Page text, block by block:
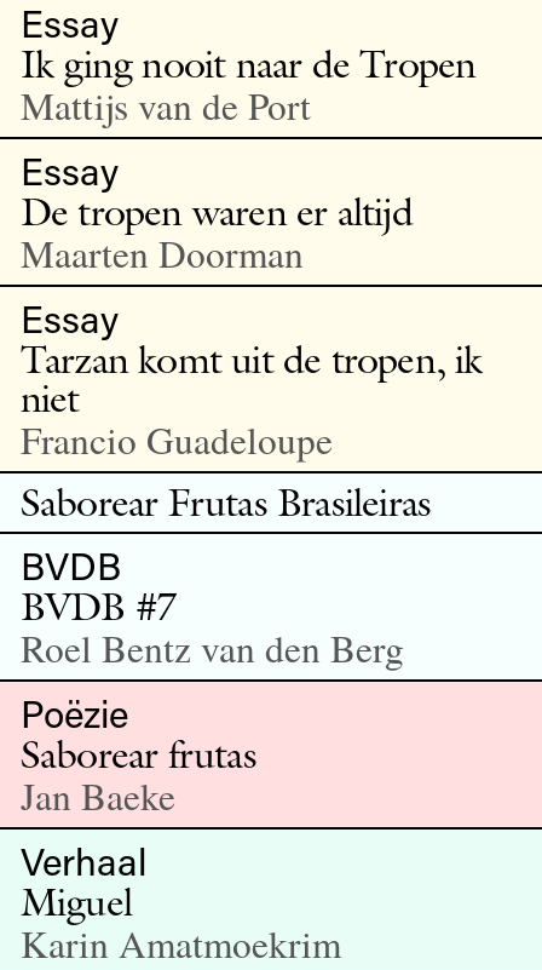
Essay
Ik ging nooit naar de Tropen
Mattijs van de Port
Essay
De tropen waren er altijd
Maarten Doorman
Essay
Tarzan komt uit de tropen, ik
niet
Francio Guadeloupe
Saborear Frutas Brasileiras
BVDB
BVDB #7
Roel Bentz van den Berg
Poëzie
Saborear frutas
Jan Baeke
Verhaal
Miguel
Karin Amatmoekrim